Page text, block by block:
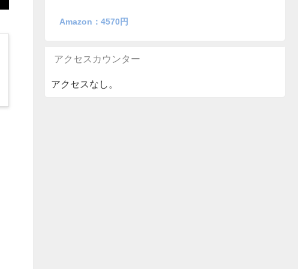
Amazon：4570円
アクセスカウンター
アクセスなし。